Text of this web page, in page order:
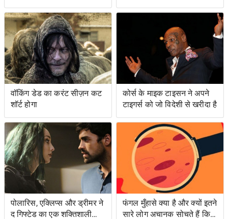
हैं ... और प्रतिशोध समुद्र पर
वॉकिंग डेड का करंट सीज़न कट
शॉर्ट होगा
कोर्स के माइक टाइसन ने अपने
टाइगर्स को जो विदेशी से खरीदा है
पोलारिस, एक्लिप्स और ड्रीमर ने
द गिफ्टेड का एक शक्तिशाली
फंगल मुँहासे क्या है और क्यों इतने
सारे लोग अचानक सोचते हैं कि